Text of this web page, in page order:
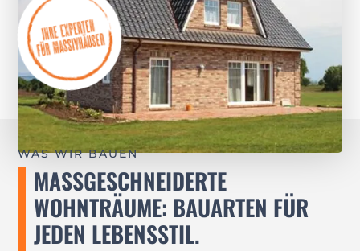
WAS WIR BAUEN
MASSGESCHNEIDERTE W
OHNTRÄUME: BAUARTEN FÜR J
EDEN LEBENSSTIL.